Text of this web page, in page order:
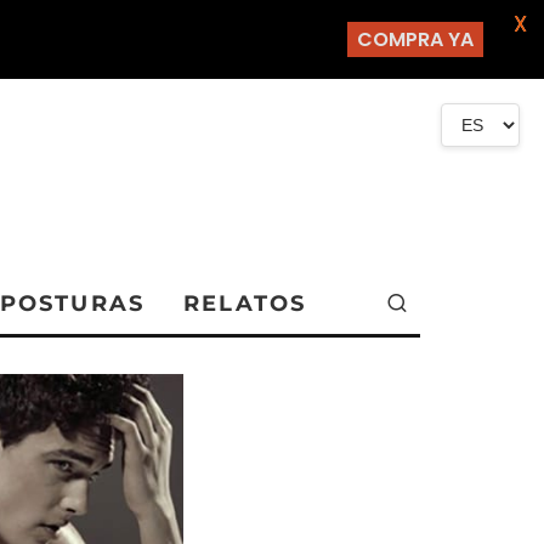
POSTURAS RELATOS
COMPRA YA
X